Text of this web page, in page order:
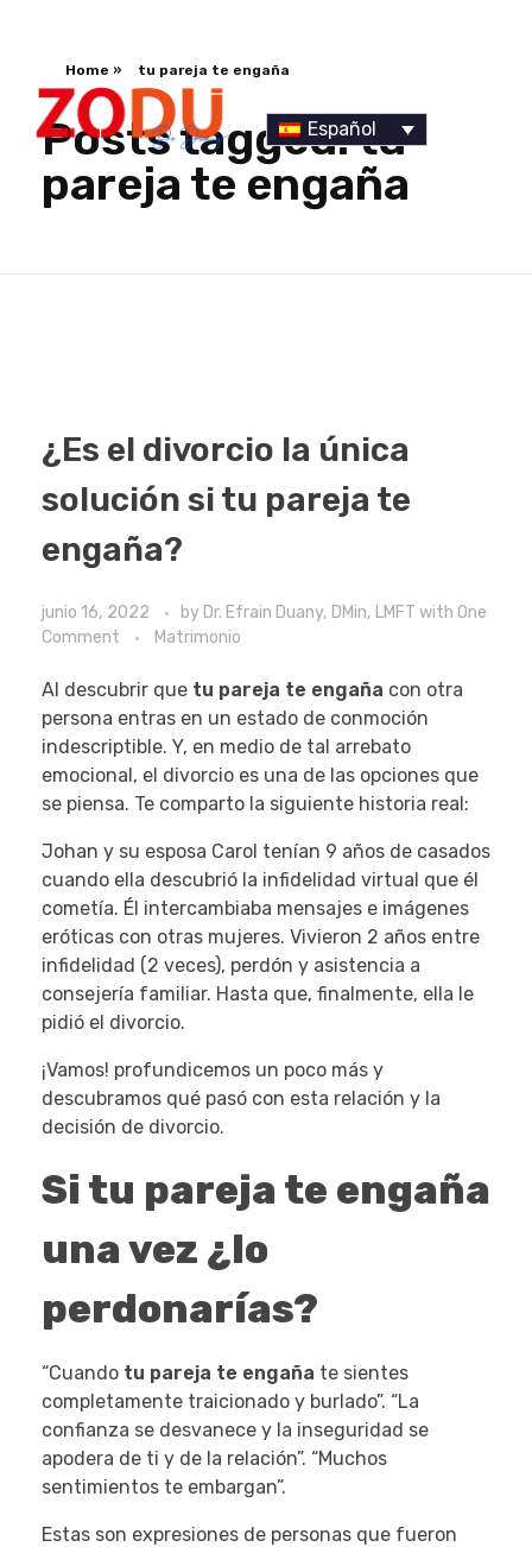
Español
Home » tu pareja te engaña
Posts tagged: tu
pareja te engaña
¿Es el divorcio la única
solución si tu pareja te
engaña?
junio 16, 2022 by Dr. Efrain Duany, DMin, LMFT with One
Comment
Matrimonio
Al descubrir que tu pareja te engaña con otra
persona entras en un estado de conmoción
indescriptible. Y, en medio de tal arrebato
emocional, el divorcio es una de las opciones que
se piensa. Te comparto la siguiente historia real:
Johan y su esposa Carol tenían 9 años de casados
cuando ella descubrió la infidelidad virtual que él
cometía. Él intercambiaba mensajes e imágenes
eróticas con otras mujeres. Vivieron 2 años entre
infidelidad (2 veces), perdón y asistencia a
consejería familiar. Hasta que, finalmente, ella le
pidió el divorcio.
¡Vamos! profundicemos un poco más y
descubramos qué pasó con esta relación y la
decisión de divorcio.
Si tu pareja te engaña
una vez ¿lo
perdonarías?
“Cuando tu pareja te engaña te sientes
completamente traicionado y burlado”. “La
confianza se desvanece y la inseguridad se
apodera de ti y de la relación”. “Muchos
sentimientos te embargan”.
Estas son expresiones de personas que fueron